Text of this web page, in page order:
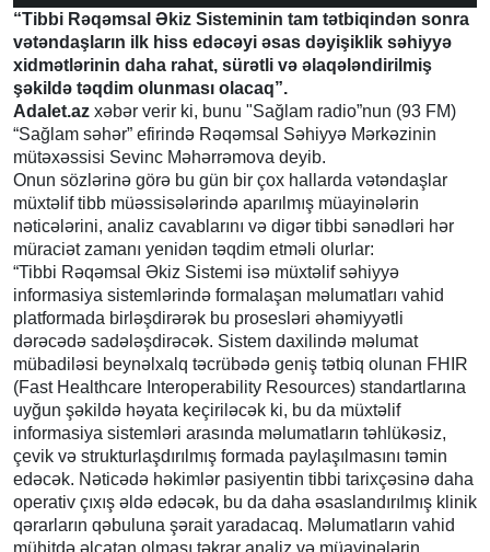
“Tibbi Rəqəmsal Əkiz Sisteminin tam tətbiqindən sonra
vətəndaşların ilk hiss edəcəyi əsas dəyişiklik səhiyyə
xidmətlərinin daha rahat, sürətli və əlaqələndirilmiş
şəkildə təqdim olunması olacaq”.
Adalet.az xəbər verir ki, bunu "Sağlam radio”nun (93 FM)
“Sağlam səhər” efirində Rəqəmsal Səhiyyə Mərkəzinin
mütəxəssisi Sevinc Məhərrəmova deyib.
Onun sözlərinə görə bu gün bir çox hallarda vətəndaşlar
müxtəlif tibb müəssisələrində aparılmış müayinələrin
nəticələrini, analiz cavablarını və digər tibbi sənədləri hər
müraciət zamanı yenidən təqdim etməli olurlar:
“Tibbi Rəqəmsal Əkiz Sistemi isə müxtəlif səhiyyə
informasiya sistemlərində formalaşan məlumatları vahid
platformada birləşdirərək bu prosesləri əhəmiyyətli
dərəcədə sadələşdirəcək. Sistem daxilində məlumat
mübadiləsi beynəlxalq təcrübədə geniş tətbiq olunan FHIR
(Fast Healthcare Interoperability Resources) standartlarına
uyğun şəkildə həyata keçiriləcək ki, bu da müxtəlif
informasiya sistemləri arasında məlumatların təhlükəsiz,
çevik və strukturlaşdırılmış formada paylaşılmasını təmin
edəcək. Nəticədə həkimlər pasiyentin tibbi tarixçəsinə daha
operativ çıxış əldə edəcək, bu da daha əsaslandırılmış klinik
qərarların qəbuluna şərait yaradacaq. Məlumatların vahid
mühitdə əlçatan olması təkrar analiz və müayinələrin